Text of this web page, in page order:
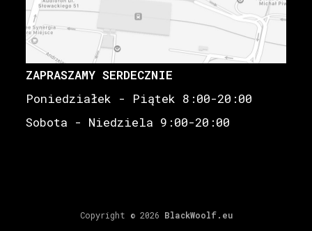
ZAPRASZAMY SERDECZNIE
Poniedziałek - Piątek 8:00-20:00
Sobota - Niedziela 9:00-20:00
Copyright © 2026 BlackWoolf.eu